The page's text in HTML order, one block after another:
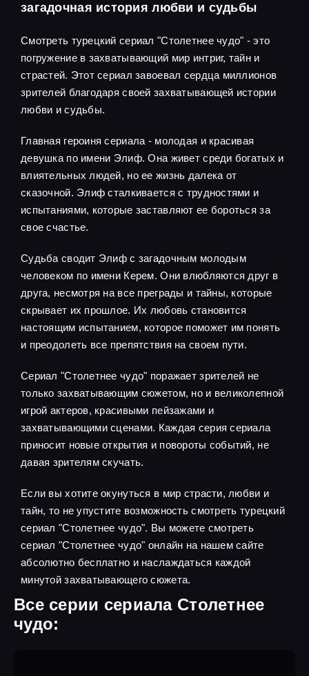
загадочная история любви и судьбы
Смотреть турецкий сериал "Столетнее чудо" - это
погружение в захватывающий мир интриг, тайн и
страстей. Этот сериал завоевал сердца миллионов
зрителей благодаря своей захватывающей истории
любви и судьбы.
Главная героиня сериала - молодая и красивая
девушка по имени Элиф. Она живет среди богатых и
влиятельных людей, но ее жизнь далека от
сказочной. Элиф сталкивается с трудностями и
испытаниями, которые заставляют ее бороться за
свое счастье.
Судьба сводит Элиф с загадочным молодым
человеком по имени Керем. Они влюбляются друг в
друга, несмотря на все преграды и тайны, которые
скрывает их прошлое. Их любовь становится
настоящим испытанием, которое поможет им понять
и преодолеть все препятствия на своем пути.
Сериал "Столетнее чудо" поражает зрителей не
только захватывающим сюжетом, но и великолепной
игрой актеров, красивыми пейзажами и
захватывающими сценами. Каждая серия сериала
приносит новые открытия и повороты событий, не
давая зрителям скучать.
Если вы хотите окунуться в мир страсти, любви и
тайн, то не упустите возможность смотреть турецкий
сериал "Столетнее чудо". Вы можете смотреть
сериал "Столетнее чудо" онлайн на нашем сайте
абсолютно бесплатно и наслаждаться каждой
минутой захватывающего сюжета.
Все серии сериала Столетнее
чудо: